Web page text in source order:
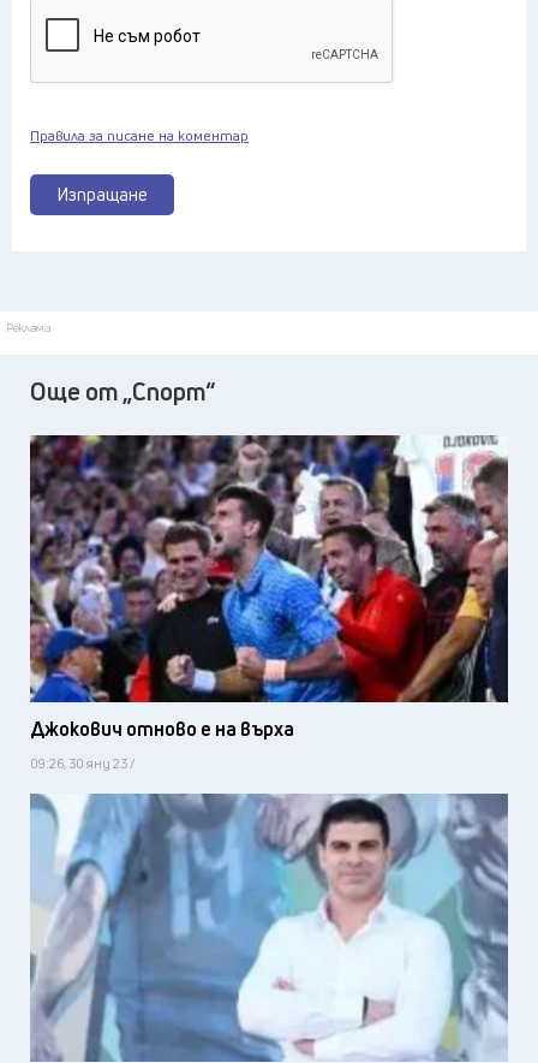
Изпращане
Правила за писане на коментар
Реклама
Още от „Спорт“
Джокович отново е на върха
09:26, 30 яну 23 /